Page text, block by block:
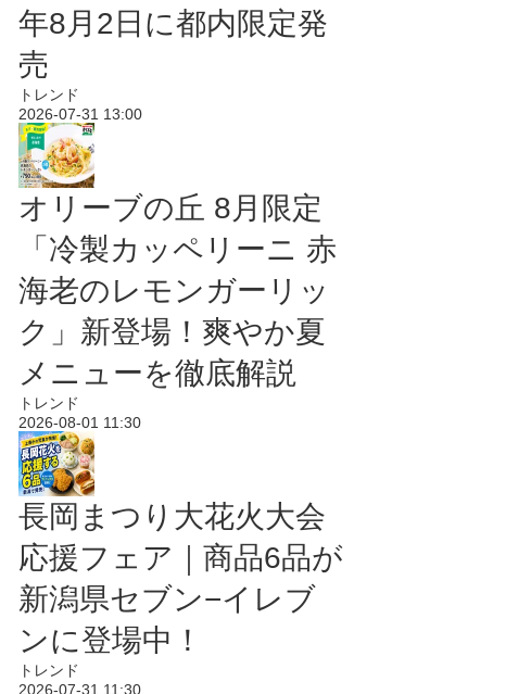
年8月2日に都内限定発
売
トレンド
2026-07-31 13:00
オリーブの丘 8月限定
「冷製カッペリーニ 赤
海老のレモンガーリッ
ク」新登場！爽やか夏
メニューを徹底解説
トレンド
2026-08-01 11:30
長岡まつり大花火大会
応援フェア｜商品6品が
新潟県セブン−イレブ
ンに登場中！
トレンド
2026-07-31 11:30